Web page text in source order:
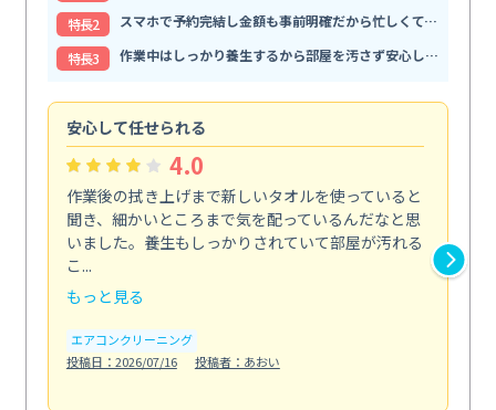
特⻑2
スマホで予約完結し金額も事前明確だから忙しくても頼みやすい
特⻑3
作業中はしっかり養生するから部屋を汚さず安心して任せられる
安心して任せられる
4.0
作業後の拭き上げまで新しいタオルを使っていると
聞き、細かいところまで気を配っているんだなと思
いました。養生もしっかりされていて部屋が汚れる
こ...
もっと見る
エアコンクリーニング
投稿日：2026/07/16
投稿者：あおい